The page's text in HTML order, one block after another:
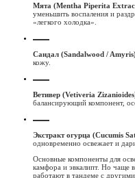
Мята (Mentha Piperita
уменьшить воспаления и
«легкого холодка».
Сандал (Sandalwood /
кожу.
Ветивер (Vetiveria
балансирующий компонент,
Экстракт огурца (Cucumis
одновременно освежает и
Основные компоненты для
камфора и эвкалипт. Но чаще
работают в тандеме с